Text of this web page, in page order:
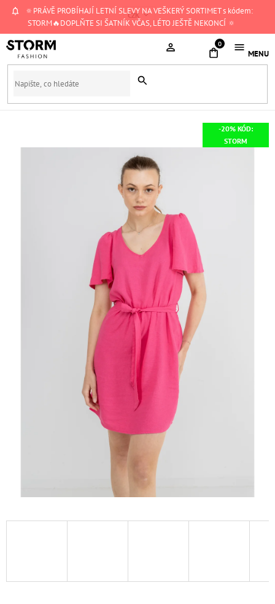
Přejít
🔅PRÁVĚ PROBÍHAJÍ LETNÍ SLEVY NA VEŠKERÝ SORTIMET s kódem:
STORM🔥DOPLŇTE SI ŠATNÍK VČAS, LÉTO JEŠTĚ NEKONCÍ 🔅
CZK
NÁKUPNÍ
-20% KÓD:
STORM